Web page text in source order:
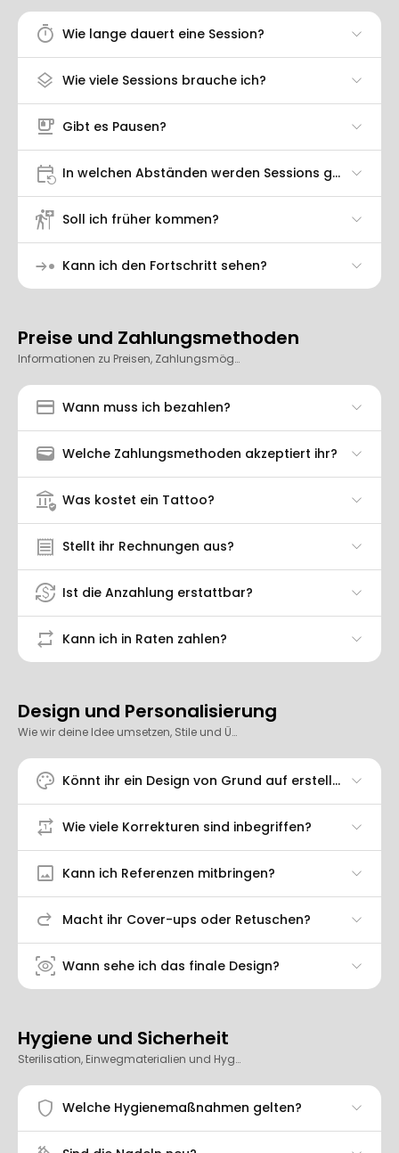
timer Wie lange dauert eine Session?
layers Wie viele Sessions brauche ich?
emoji_food_beverage Gibt es Pausen?
event_repeat In welchen Abständen werden Sessions geplant?
follow_the_signs Soll ich früher kommen?
step Kann ich den Fortschritt sehen?
Preise und Zahlungsmethoden
Informationen zu Preisen, Zahlungsmöglichkeiten und Quittungen.
credit_card Wann muss ich bezahlen?
wallet Welche Zahlungsmethoden akzeptiert ihr?
assured_workload Was kostet ein Tattoo?
receipt Stellt ihr Rechnungen aus?
currency_exchange Ist die Anzahlung erstattbar?
repeat Kann ich in Raten zahlen?
Design und Personalisierung
Wie wir deine Idee umsetzen, Stile und Überarbeitungen.
palette Könnt ihr ein Design von Grund auf erstellen?
repeat_one Wie viele Korrekturen sind inbegriffen?
image Kann ich Referenzen mitbringen?
redo Macht ihr Cover-ups oder Retuschen?
eye_tracking Wann sehe ich das finale Design?
Hygiene und Sicherheit
Sterilisation, Einwegmaterialien und Hygieneprotokolle.
shield Welche Hygienemaßnahmen gelten?